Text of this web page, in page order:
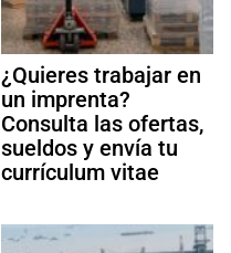
¿Quieres trabajar en
un imprenta?
Consulta las ofertas,
sueldos y envía tu
currículum vitae